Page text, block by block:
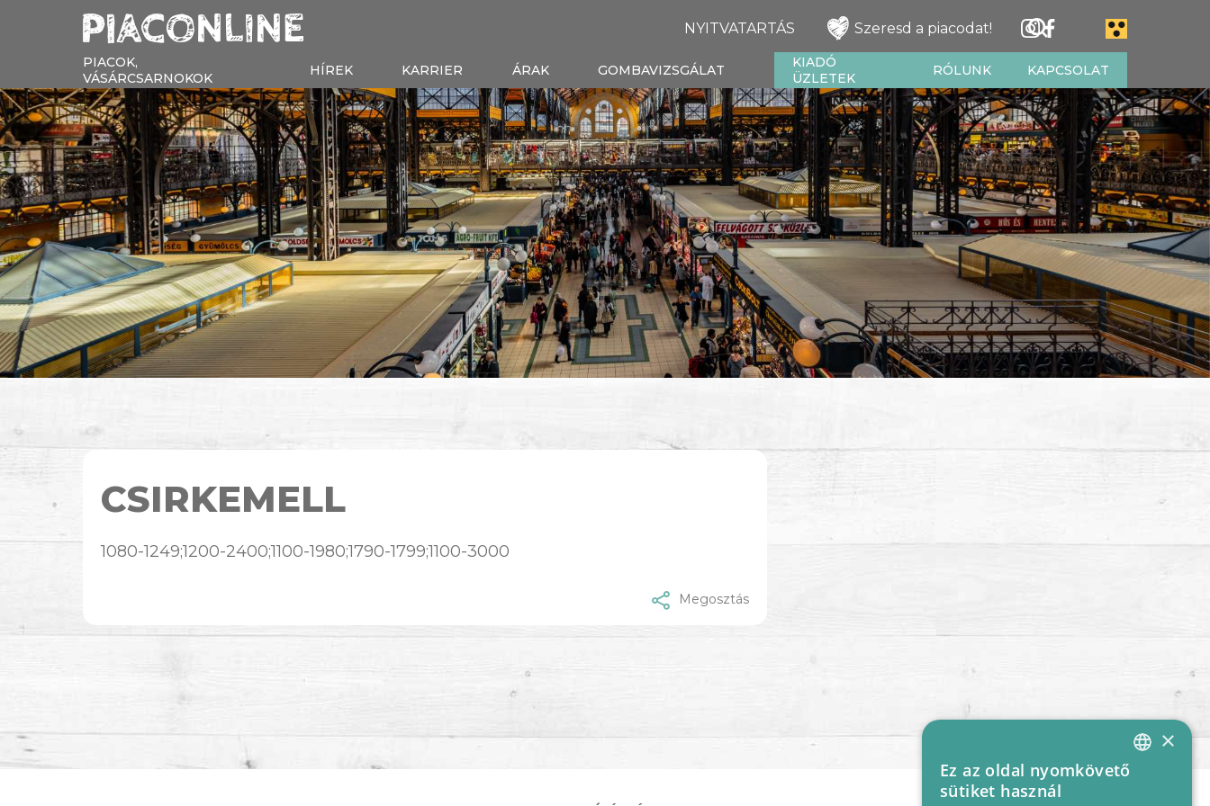
NYITVATARTÁS Szeresd a piacodat!
PIACOK,
VÁSÁRCSARNOKOK
HÍREK KARRIER ÁRAK GOMBAVIZSGÁLAT
KIADÓ
ÜZLETEK
RÓLUNK KAPCSOLAT
CSIRKEMELL
1080-1249;1200-2400;1100-1980;1790-1799;1100-3000
Megosztás
HUNGARIAN
×
Ez az oldal nyomkövető
sütiket használ